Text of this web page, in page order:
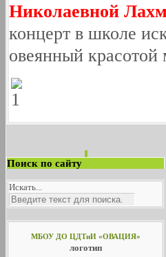
Николаевной
концерт в школе
овеянный красотой
Поиск по сайту
Искать...
МБОУ ДО ЦДТиИ «ОВАЦИЯ»
логотип